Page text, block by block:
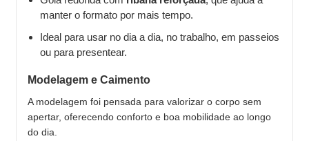
manter o formato por mais tempo.
Ideal para usar no dia a dia, no trabalho, em passeios
ou para presentear.
Modelagem e Caimento
A modelagem foi pensada para valorizar o corpo sem
apertar, oferecendo conforto e boa mobilidade ao longo
do dia.